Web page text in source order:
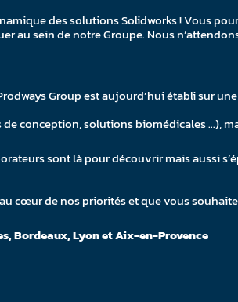
des solutions Solidworks ! Vous
au sein de notre Groupe. Nous
Group est aujourd’hui établi sur
conception, solutions biomédicales …),
sont là pour découvrir mais aussi
cœur de nos priorités et que vous
Bordeaux, Lyon et Aix-en-Provence